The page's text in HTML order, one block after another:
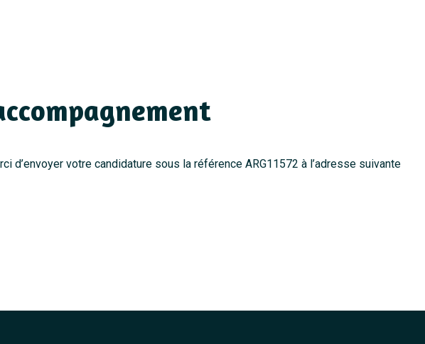
d’envoyer votre candidature sous la référence ARG11572 à l’adresse suivante